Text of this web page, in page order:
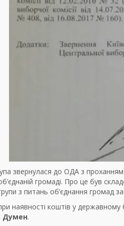
звернулася до ОДА з
громаді. Про це був
з питань об’єднання громад
наявності коштів у державному
Думен.